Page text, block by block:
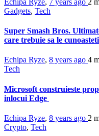
Echipa Ryze, 7 years ago 2
Gadgets, Tech
Super Smash Bros.
care trebuie sa le
Echipa Ryze, 8 years ago 4
Tech
Microsoft construieste
inlocui Edge
Echipa Ryze, 8 years ago 2
Crypto, Tech